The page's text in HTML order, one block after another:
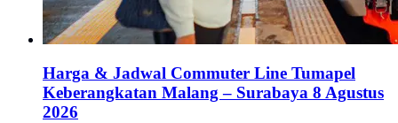
Harga & Jadwal Commuter Line Tumapel
Keberangkatan Malang – Surabaya 8 Agustus
2026